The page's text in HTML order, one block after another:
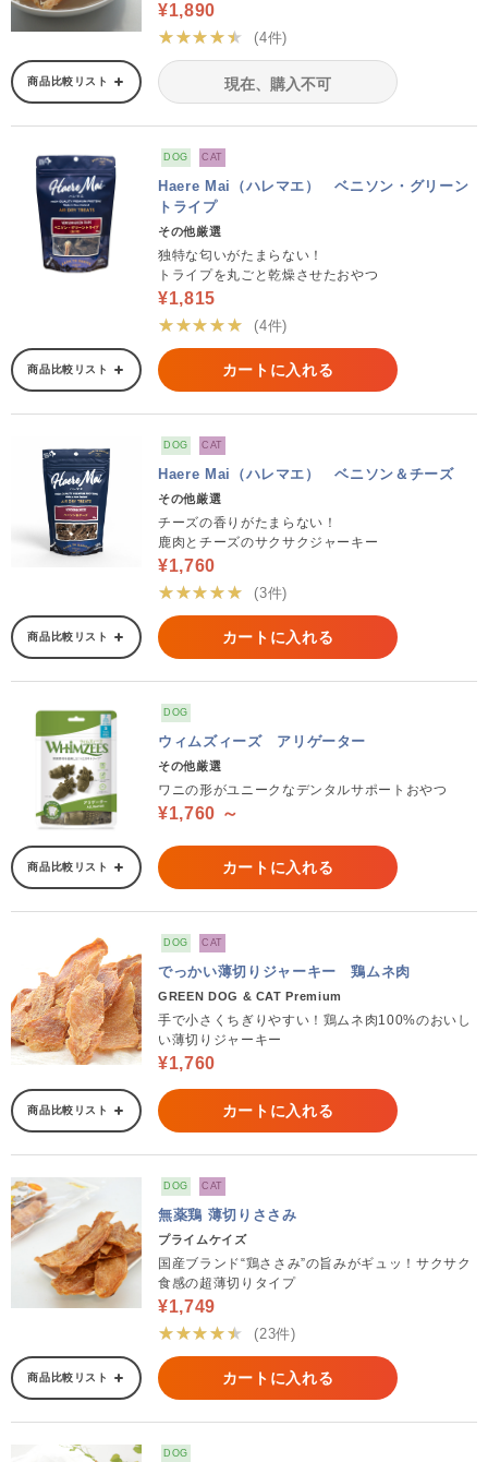
¥1,890
★★★★★
(4件)
商品比較リスト 現在、購入不可
DOG CAT
Haere Mai（ハレマエ） ベニソン・グリーン
トライプ
その他厳選
独特な匂いがたまらない！
トライプを丸ごと乾燥させたおやつ
¥1,815
★★★★★
(4件)
商品比較リスト カートに入れる
DOG CAT
Haere Mai（ハレマエ） ベニソン＆チーズ
その他厳選
チーズの香りがたまらない！
鹿肉とチーズのサクサクジャーキー
¥1,760
★★★★★
(3件)
商品比較リスト カートに入れる
DOG
ウィムズィーズ アリゲーター
その他厳選
ワニの形がユニークなデンタルサポートおやつ
¥1,760 ～
商品比較リスト カートに入れる
DOG CAT
でっかい薄切りジャーキー 鶏ムネ肉
GREEN DOG & CAT Premium
手で小さくちぎりやすい！鶏ムネ肉100%のおいし
い薄切りジャーキー
¥1,760
商品比較リスト カートに入れる
DOG CAT
無薬鶏 薄切りささみ
プライムケイズ
国産ブランド“鶏ささみ”の旨みがギュッ！サクサク
食感の超薄切りタイプ
¥1,749
★★★★★
(23件)
商品比較リスト カートに入れる
DOG